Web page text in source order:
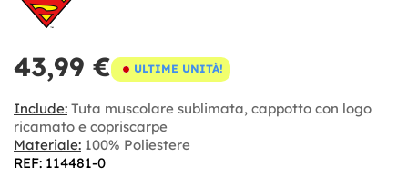
43,99 € ULTIME UNITÀ!
Include: Tuta muscolare sublimata, cappotto con logo
ricamato e copriscarpe
Materiale: 100% Poliestere
REF: 114481-0